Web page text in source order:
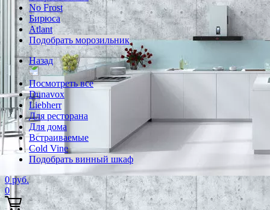
No Frost
Бирюса
Atlant
Подобрать морозильник
Назад
Посмотреть все
Dunavox
Liebherr
Для ресторана
Для дома
Встраиваемые
Cold Vine
Подобрать винный шкаф
0 руб.
0